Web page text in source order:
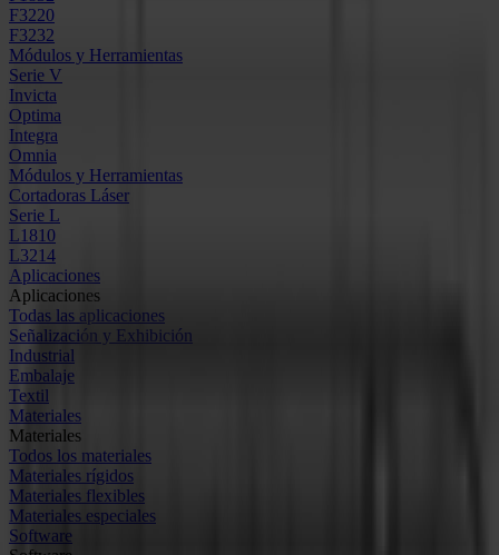
F3220
F3232
Módulos y Herramientas
Serie V
Invicta
Optima
Integra
Omnia
Módulos y Herramientas
Cortadoras Láser
Serie L
L1810
L3214
Aplicaciones
Aplicaciones
Todas las aplicaciones
Señalización y Exhibición
Industrial
Embalaje
Textil
Materiales
Materiales
Todos los materiales
Materiales rígidos
Materiales flexibles
Materiales especiales
Software